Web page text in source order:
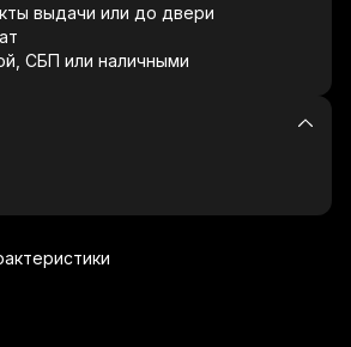
выдачи или до двери
СБП или наличными